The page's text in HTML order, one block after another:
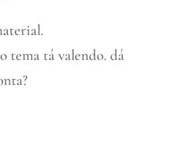
tema tá valendo. dá